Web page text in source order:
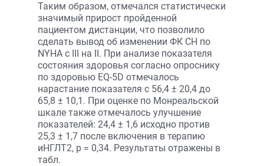
Таким образом, отмечался статистически
значимый прирост пройденной
пациентом дистанции, что позволило
сделать вывод об изменении ФК СН по
NYHA с III на II. При анализе показателя
состояния здоровья согласно опроснику
по здоровью EQ-5D отмечалось
нарастание показателя с 56,4 ± 20,4 до
65,8 ± 10,1. При оценке по Монреальской
шкале также отмечалось улучшение
показателей: 24,4 ± 1,6 исходно против
25,3 ± 1,7 после включения в терапию
иНГЛТ2, р = 0,34. Результаты отражены в
табл.